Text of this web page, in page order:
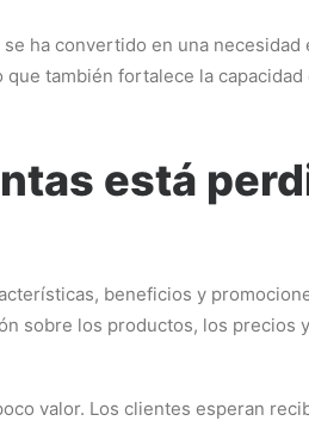
ha convertido en una necesidad
también fortalece la
está
beneficios y
sobre los productos, los precios
valor. Los clientes esperan